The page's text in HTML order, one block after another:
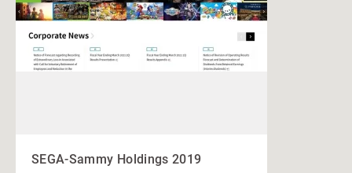
SEGA-Sammy Holdings 2019